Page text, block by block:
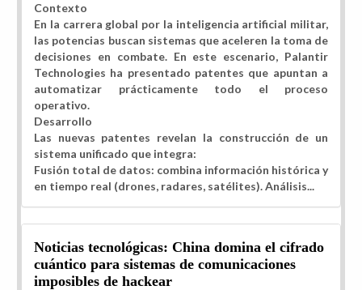
Contexto
En la carrera global por la inteligencia artificial militar,
las potencias buscan sistemas que aceleren la toma de
decisiones en combate. En este escenario, Palantir
Technologies ha presentado patentes que apuntan a
automatizar prácticamente todo el proceso
operativo.
Desarrollo
Las nuevas patentes revelan la construcción de un
sistema unificado que integra:
Fusión total de datos: combina información histórica y
en tiempo real (drones, radares, satélites). Análisis...
Noticias tecnológicas: China domina el cifrado
cuántico para sistemas de comunicaciones
imposibles de hackear